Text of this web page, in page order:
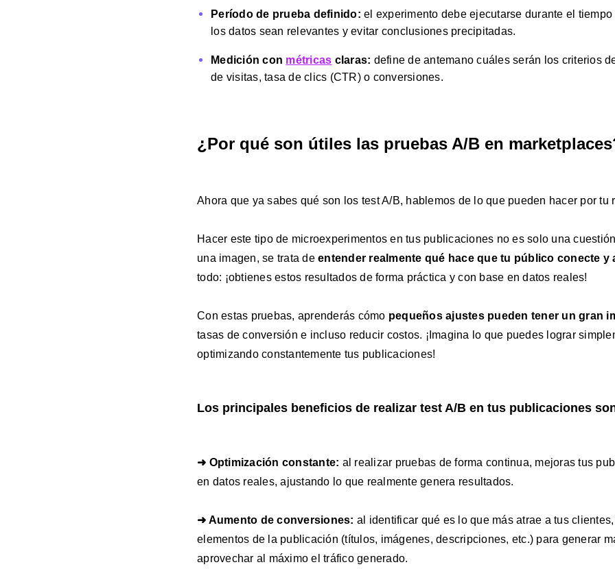
Período de prueba definido: el experimento debe ejecutarse durante el
los datos sean relevantes y evitar conclusiones precipitadas.
Medición con métricas claras: define de antemano cuáles serán los criterios
de visitas, tasa de clics (CTR) o conversiones.
¿Por qué son útiles las pruebas A/B en
Ahora que ya sabes qué son los test A/B, hablemos de lo que pueden hacer por tu
Hacer este tipo de microexperimentos en tus publicaciones no es solo una
una imagen, se trata de entender realmente qué hace que tu público conecte y
todo: ¡obtienes estos resultados de forma práctica y con base en datos reales!
Con estas pruebas, aprenderás cómo pequeños ajustes pueden tener un gran
tasas de conversión e incluso reducir costos. ¡Imagina lo que puedes lograr
optimizando constantemente tus publicaciones!
Los principales beneficios de realizar test A/B en tus publicaciones
➜ Optimización constante: al realizar pruebas de forma continua, mejoras tus
en datos reales, ajustando lo que realmente genera resultados.
➜ Aumento de conversiones: al identificar qué es lo que más atrae a tus
elementos de la publicación (títulos, imágenes, descripciones, etc.) para generar
aprovechar al máximo el tráfico generado.